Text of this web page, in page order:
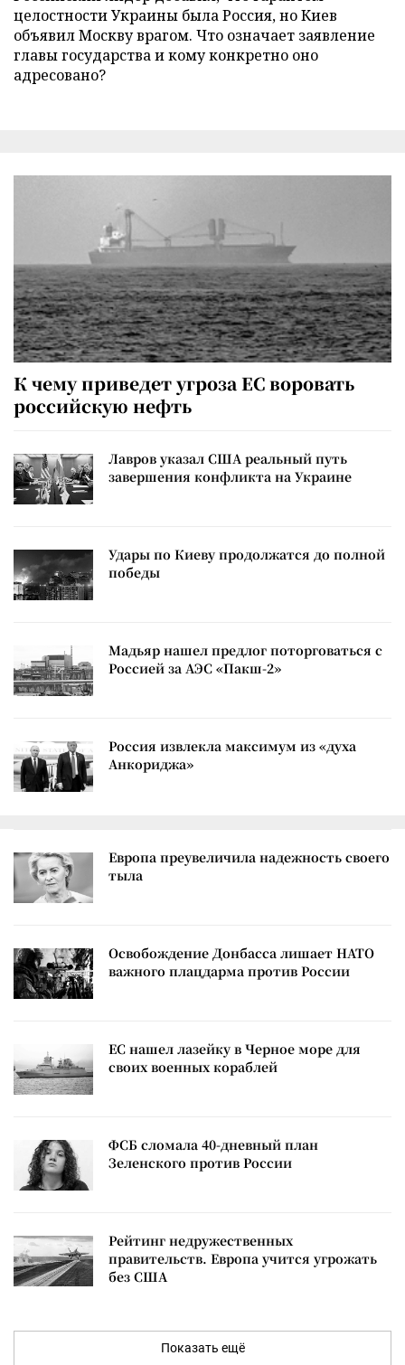
целостности Украины была Россия, но Киев
объявил Москву врагом. Что означает заявление
главы государства и кому конкретно оно
адресовано?
К чему приведет угроза ЕС воровать
российскую нефть
Лавров указал США реальный путь
завершения конфликта на Украине
Удары по Киеву продолжатся до полной
победы
Мадьяр нашел предлог поторговаться с
Россией за АЭС «Пакш-2»
Россия извлекла максимум из «духа
Анкориджа»
Европа преувеличила надежность своего
тыла
Освобождение Донбасса лишает НАТО
важного плацдарма против России
ЕС нашел лазейку в Черное море для
своих военных кораблей
ФСБ сломала 40-дневный план
Зеленского против России
Рейтинг недружественных
правительств. Европа учится угрожать
без США
Показать ещё